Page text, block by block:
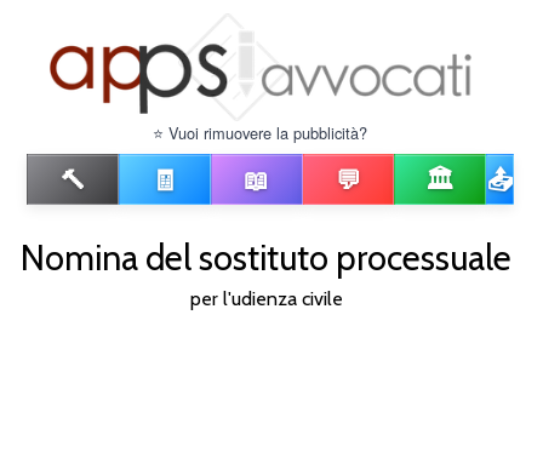
⭐ Vuoi rimuovere la pubblicità?
🔨 🧾 📖 💬 🏛️ 📤
Nomina del sostituto processuale
per l'udienza civile